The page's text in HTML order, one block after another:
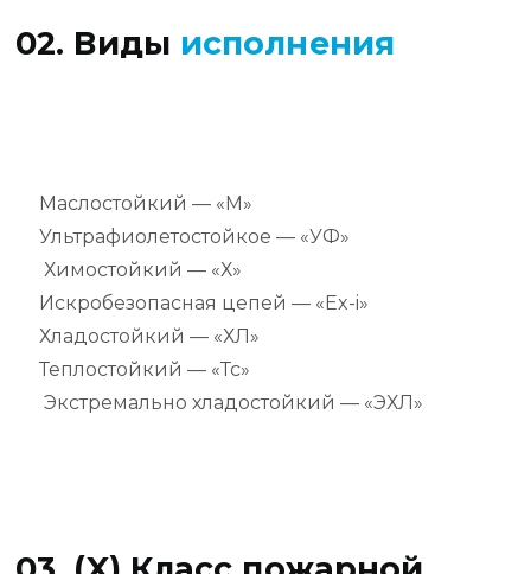
02. Виды исполнения
Маслостойкий — «М»
Ультрафиолетостойкое — «УФ»
Химостойкий — «Х»
Искробезопасная цепей — «Ex-i»
Хладостойкий — «ХЛ»
Теплостойкий — «Тс»
Экстремально хладостойкий — «ЭХЛ»